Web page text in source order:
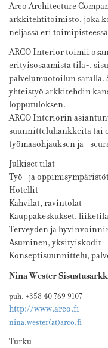
Arco Architecture
arkkitehtitoimisto, joka
neljässä eri
ARCO Interior toimii
erityisosaamista tila-,
palvelumuotoilun saralla.
yhteistyö arkkitehdin
lopputuloksen.
ARCO Interiorin
suunnitteluhankkeita tai
työmaaohjauksen ja
Julkiset tilat
Työ- ja
Hotellit
Kahvilat, ravintolat
Kauppakeskukset,
Terveyden ja
Asuminen, yksityiskodit
Konseptisuunnittelu,
Nina Wester
puh. +358 40 769 9107
http://www.arco.fi
nina.wester(at)arco.fi
Turku